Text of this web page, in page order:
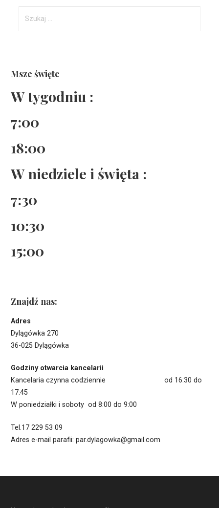
Msze święte
W tygodniu :
7:00
18:00
W niedziele i święta :
7:30
10:30
15:00
Znajdź nas:
Adres
Dylągówka 270
36-025 Dylągówka
Godziny otwarcia kancelarii
Kancelaria czynna codziennie od 16:30 do
17:45
W poniedziałki i soboty od 8:00 do 9:00
Tel.17 229 53 09
Adres e-mail parafii: par.dylagowka@gmail.com